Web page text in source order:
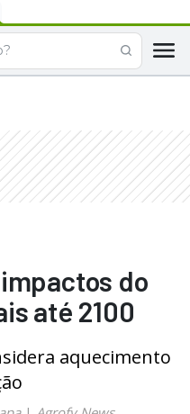
do
até 2100
aquecimento